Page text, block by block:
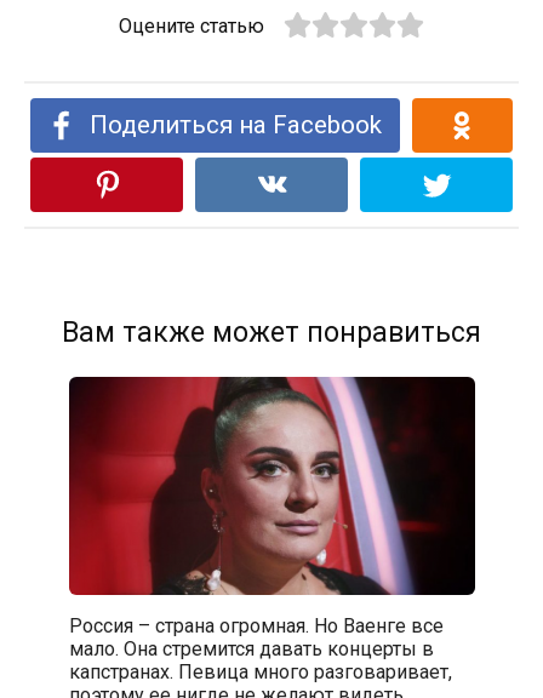
Оцените статью
Поделиться на Facebook
Вам также может понравиться
Россия – страна огромная. Но Ваенге все
мало. Она стремится давать концерты в
капстранах. Певица много разговаривает,